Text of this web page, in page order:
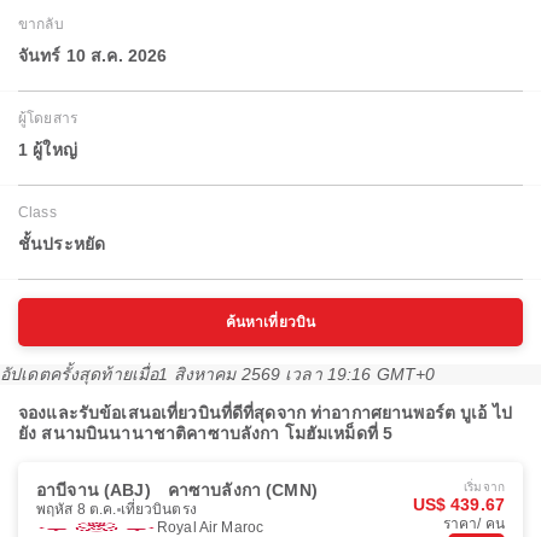
ขากลับ
จันทร์ 10 ส.ค. 2026
ผู้โดยสาร
1 ผู้ใหญ่
Class
ชั้นประหยัด
ค้นหาเที่ยวบิน
อัปเดตครั้งสุดท้ายเมื่อ1 สิงหาคม 2569 เวลา 19:16 GMT+0
จองและรับข้อเสนอเที่ยวบินที่ดีที่สุดจาก ท่าอากาศยานพอร์ต บูเอ้ ไป
ยัง สนามบินนานาชาติคาซาบลังกา โมฮัมเหม็ดที่ 5
อาบีจาน (ABJ) คาซาบลังกา (CMN)
พฤหัส 8 ต.ค. เที่ยวบินตรง
Royal Air Maroc
เริ่มจาก
US$ 439.67
ราคา/ คน